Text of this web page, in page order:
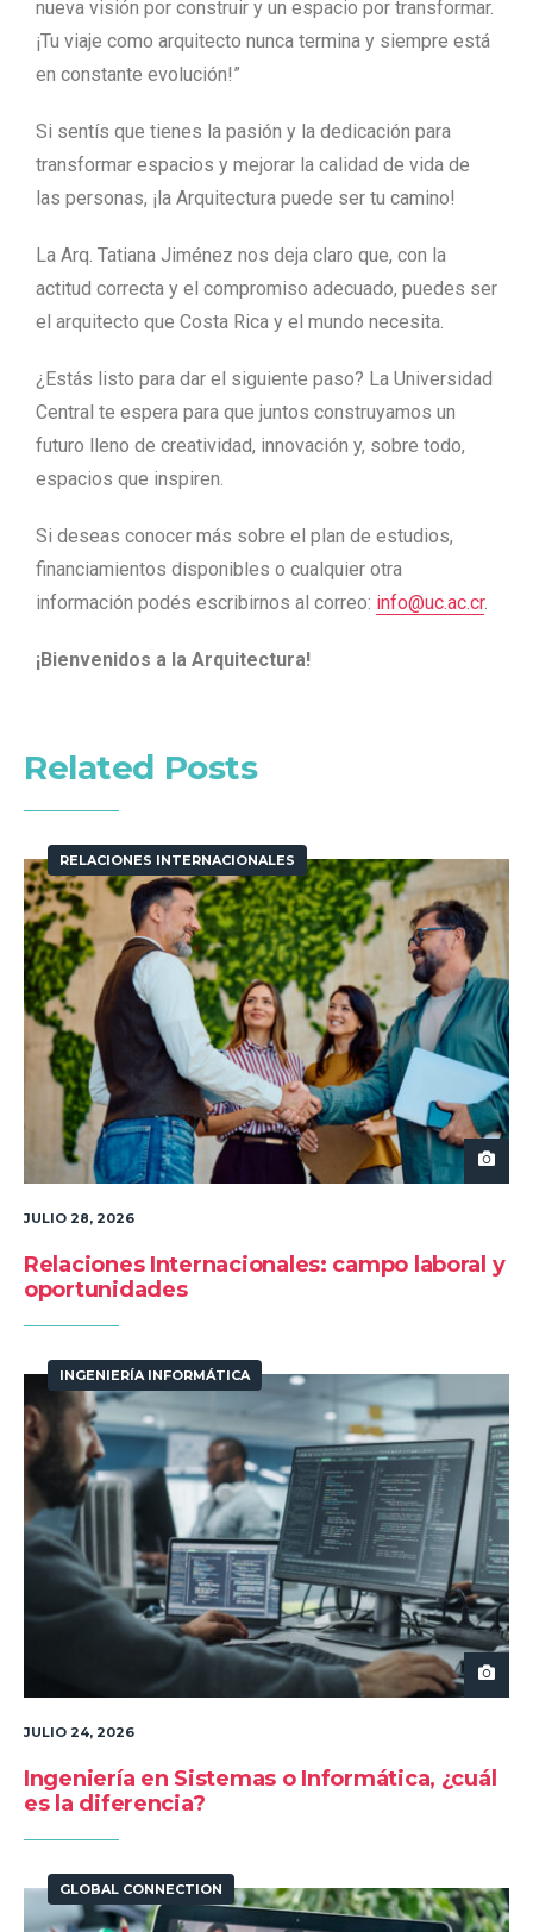
nueva visión por construir y un espacio por transformar.
¡Tu viaje como arquitecto nunca termina y siempre está
en constante evolución!”
Si sentís que tienes la pasión y la dedicación para
transformar espacios y mejorar la calidad de vida de
las personas, ¡la Arquitectura puede ser tu camino!
La Arq. Tatiana Jiménez nos deja claro que, con la
actitud correcta y el compromiso adecuado, puedes ser
el arquitecto que Costa Rica y el mundo necesita.
¿Estás listo para dar el siguiente paso? La Universidad
Central te espera para que juntos construyamos un
futuro lleno de creatividad, innovación y, sobre todo,
espacios que inspiren.
Si deseas conocer más sobre el plan de estudios,
financiamientos disponibles o cualquier otra
información podés escribirnos al correo: info@uc.ac.cr.
¡Bienvenidos a la Arquitectura!
Related Posts
RELACIONES INTERNACIONALES
JULIO 28, 2026
Relaciones Internacionales: campo laboral y
oportunidades
INGENIERÍA INFORMÁTICA
JULIO 24, 2026
Ingeniería en Sistemas o Informática, ¿cuál
es la diferencia?
GLOBAL CONNECTION